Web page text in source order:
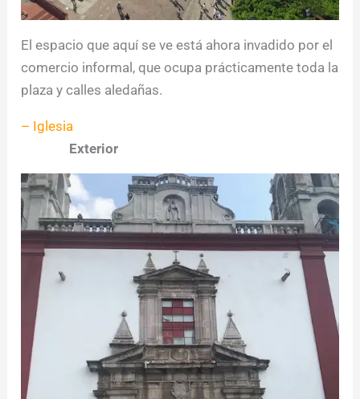
El espacio que aquí se ve está ahora invadido por el
comercio informal, que ocupa prácticamente toda la
plaza y calles aledañas.
– Iglesia
Exterior